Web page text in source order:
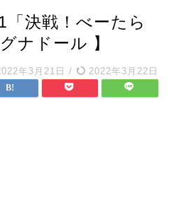
「決戦！べーたら
ナドール 】
年3月21日 / 2022年3月22日